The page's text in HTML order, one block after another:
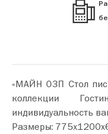
«МАЙН 03П Стол
коллекции
индивидуальность
Размеры: